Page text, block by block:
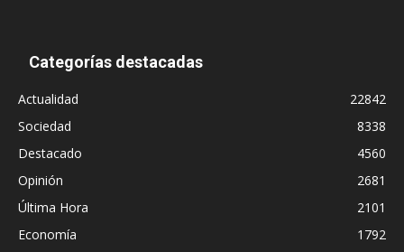
Categorías destacadas
Actualidad
22842
Sociedad
8338
Destacado
4560
Opinión
2681
Última Hora
2101
Economía
1792